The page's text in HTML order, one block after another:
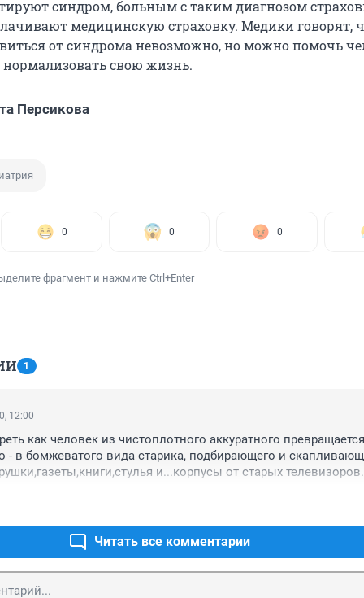
синдром, больным с таким диагнозом
медицинскую страховку. Медики говорят,
от синдрома невозможно, но можно помочь
нормализовать свою жизнь.
Персикова
0 0 0
фрагмент и нажмите Ctrl+Enter
1
12:00
как человек из чистоплотного аккуратного
- в бомжеватого вида старика, подбирающего и
и...корпусы от старых
Читать все комментарии